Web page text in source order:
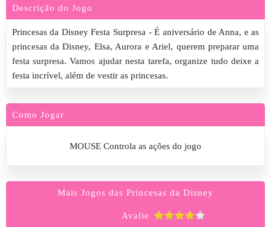
Descrição do Jogo
Princesas da Disney Festa Surpresa - É aniversário de Anna, e as
princesas da Disney, Elsa, Aurora e Ariel, querem preparar uma
festa surpresa. Vamos ajudar nesta tarefa, organize tudo deixe a
festa incrível, além de vestir as princesas.
Como Jogar
MOUSE Controla as ações do jogo
Mais Jogos das Princesas da Disney
Avalie